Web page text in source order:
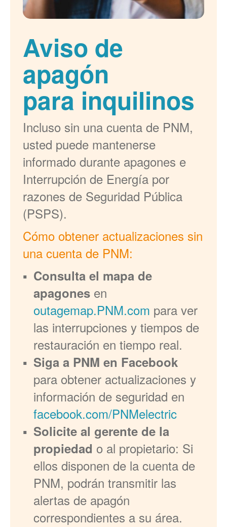
Aviso de
apagón
para inquilinos
Incluso sin una cuenta de PNM,
usted puede mantenerse
informado durante apagones e
Interrupción de Energía por
razones de Seguridad Pública
(PSPS).
Cómo obtener actualizaciones sin
una cuenta de PNM:
Consulta el mapa de
apagones en
outagemap.PNM.com para ver
las interrupciones y tiempos de
restauración en tiempo real.
Siga a PNM en Facebook
para obtener actualizaciones y
información de seguridad en
facebook.com/PNMelectric
Solicite al gerente de la
propiedad o al propietario: Si
ellos disponen de la cuenta de
PNM, podrán transmitir las
alertas de apagón
correspondientes a su área.